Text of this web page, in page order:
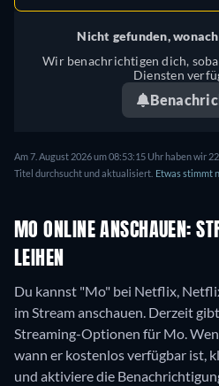
Nicht gefunden,
Wir benachrichtigen dich,
Diensten
Am 7. August 2026 um 08:53:15 Uhr haben wir
Titel durchsucht und aktualisiert. Etwas stimmt
MO ONLINE ANSCHAUEN:
LEIHEN
Du kannst "Mo" bei Netflix,
im Stream anschauen. Derzeit
Streaming-Optionen für Mo.
wann er kostenlos verfügbar ist,
und aktiviere die